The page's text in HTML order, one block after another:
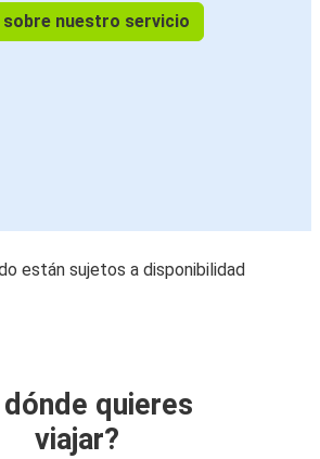
sobre nuestro servicio
están sujetos a disponibilidad
quieres
viajar?